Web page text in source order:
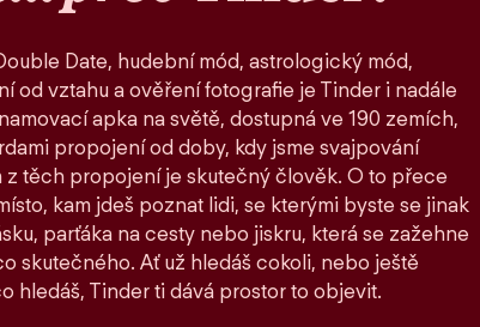
Date, hudební mód, astrologický mód,
od vztahu a ověření fotografie je Tinder i nadále
apka na světě, dostupná ve 190 zemích,
propojení od doby, kdy jsme svajpování
z těch propojení je skutečný člověk. O to přece
kam jdeš poznat lidi, se kterými byste se jinak
parťáka na cesty nebo jiskru, která se zažehne
skutečného. Ať už hledáš cokoli, nebo ještě
hledáš, Tinder ti dává prostor to objevit.